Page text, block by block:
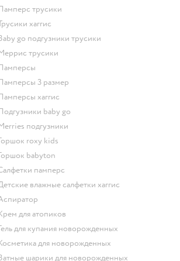
памперс трусики
трусики хаггис
baby go подгузники трусики
меррис трусики
памперсы
памперсы 3 размер
памперсы хаггис
подгузники baby go
merries подгузники
горшок roxy kids
горшок babyton
салфетки памперс
детские влажные салфетки хаггис
аспиратор
крем для атопиков
гель для купания новорожденных
косметика для новорожденных
ватные шарики для новорожденных